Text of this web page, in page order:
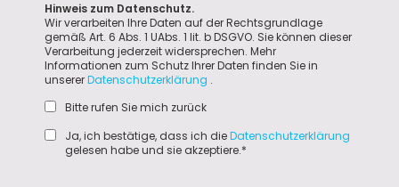
Hinweis zum Datenschutz.
Wir verarbeiten Ihre Daten auf der Rechtsgrundlage
gemäß Art. 6 Abs. 1 UAbs. 1 lit. b DSGVO. Sie können dieser
Verarbeitung jederzeit widersprechen. Mehr
Informationen zum Schutz Ihrer Daten finden Sie in
unsererDatenschutzerklärung .
Bitte rufen Sie mich zurück
Ja, ich bestätige, dass ich dieDatenschutzerklärung
gelesen habe und sie akzeptiere.*